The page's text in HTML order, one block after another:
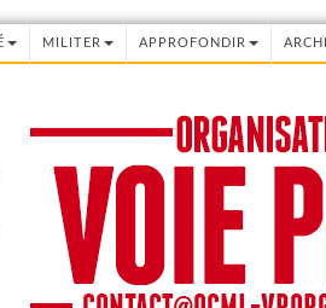
MILITER APPROFONDIR